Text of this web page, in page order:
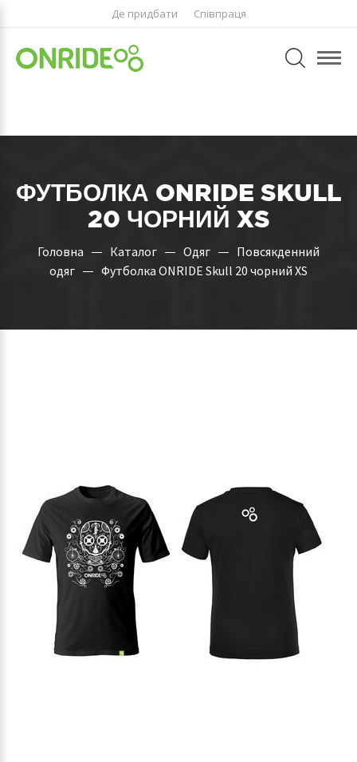
Де придбати Співпраця
ФУТБОЛКА ONRIDE SKULL
20 ЧОРНИЙ XS
Головна Каталог Одяг
Повсякденний
одяг
Футболка ONRIDE Skull 20 чорний XS